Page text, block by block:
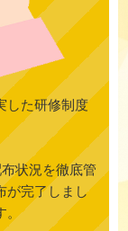
した研修制度
状況を徹底管
が完了しまし
。